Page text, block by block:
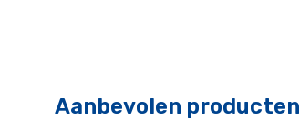
Aanbevolen producten